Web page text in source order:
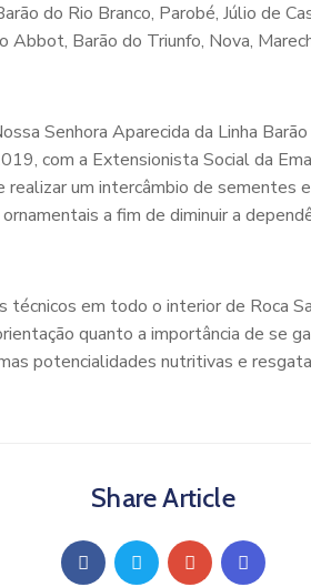
do Rio Branco, Parobé, Júlio de
Abbot, Barão do Triunfo, Nova,
Senhora Aparecida da Linha
com a Extensionista Social da
um intercâmbio de sementes
a fim de diminuir a
técnicos em todo o interior de Roca
quanto a importância de se
potencialidades nutritivas e
Share Article